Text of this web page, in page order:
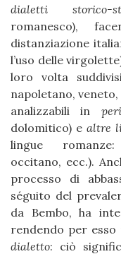
dialetti storico-
romanesco),
distanziazione
l’uso delle
loro volta
napoletano, veneto,
analizzabili in
dolomitico) e altre
lingue
occitano, ecc.).
processo di
séguito del
da Bembo, ha
rendendo per esso
dialetto: ciò